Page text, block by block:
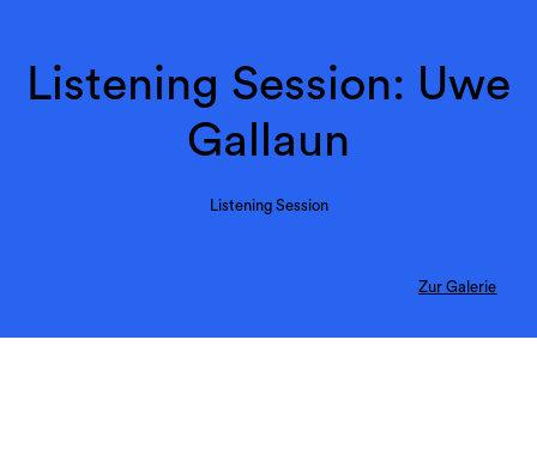
Listening Session: Uwe
Gallaun
Listening Session
Zur Galerie